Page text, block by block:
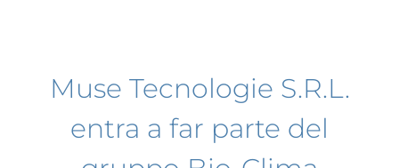
Muse Tecnologie S.R.L.
entra a far parte del